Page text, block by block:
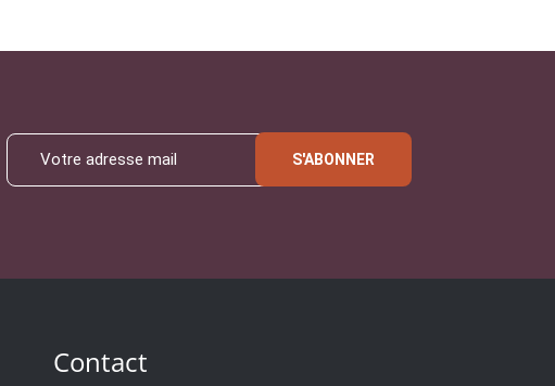
S'ABONNER
Contact